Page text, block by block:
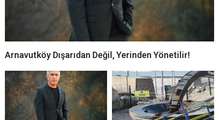
Arnavutköy Dışarıdan Değil, Yerinden Yönetilir!